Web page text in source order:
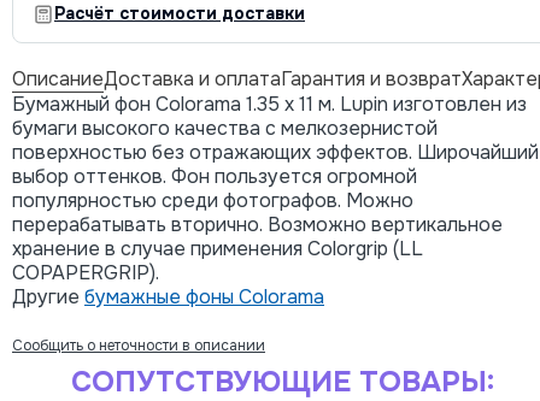
Расчёт стоимости доставки
ОписаниеДоставка и оплатаГарантия и возврат
Бумажный фон Colorama 1.35 x 11 м. Lupin изготовлен из
бумаги высокого качества с мелкозернистой
поверхностью без отражающих эффектов. Широчайший
выбор оттенков. Фон пользуется огромной
популярностью среди фотографов. Можно
перерабатывать вторично. Возможно вертикальное
хранение в случае применения Colorgrip (LL
COPAPERGRIP).
Другие бумажные фоны Colorama
Сообщить о неточности в описании
СОПУТСТВУЮЩИЕ ТОВАРЫ: